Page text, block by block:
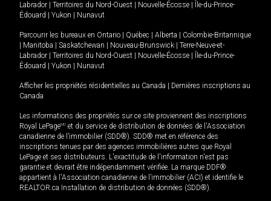
Labrador
Territoires du Nord-Ouest Nouvelle-Écosse
Île-du-Prince-
Édouard
Yukon Nunavut
Parcourir les bureaux en Ontario Québec Alberta
Colombie-Britannique
Manitoba Saskatchewan Nouveau-Brunswick
Terre-Neuve-et-
Labrador
Territoires du Nord-Ouest Nouvelle-Écosse
Île-du-Prince-
Édouard
Yukon Nunavut
Afficher les propriétés résidentielles au Canada
Dernières inscriptions au
Canada
Les informations des propriétés sur ce site proviennent des inscriptions
Royal LePageMD et du service de distribution de données de l'Association
canadienne de l’immobilier (SDD®). SDD® met en référence des
inscriptions tenues par des agences immobilières autres que Royal
LePage et ses distributeurs. L'exactitude de l'information n'est pas
garantie et devrait être indépendamment vérifiée. La marque DDF®
appartient à l'Association canadienne de l’immobilier (ACI) et identifie le
REALTOR.ca Installation de distribution de données (SDD®).